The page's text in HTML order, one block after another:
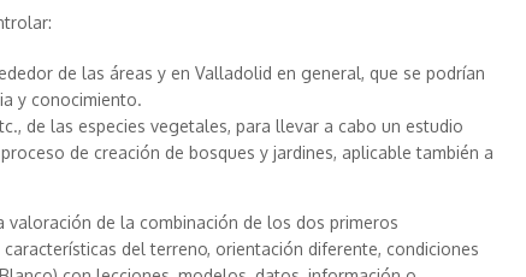
de las áreas y en Valladolid en general, que se podrían
y conocimiento.
de las especies vegetales, para llevar a cabo un estudio
de creación de bosques y jardines, aplicable también a
de la combinación de los dos primeros
del terreno, orientación diferente, condiciones